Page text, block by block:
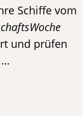
Schiffe vom
und prüfen
…